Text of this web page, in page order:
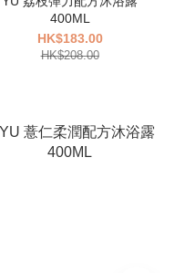
400ML
HK$183.00
HK$208.00